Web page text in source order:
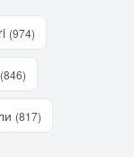
(974)
(846)
(817)